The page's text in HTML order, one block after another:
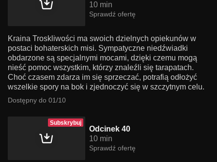
10 min
Sprawdź ofertę
Kraina Troskliwości ma swoich dzielnych opiekunów w
postaci bohaterskich misi. Sympatyczne niedźwiadki
obdarzone są specjalnymi mocami, dzięki czemu mogą
nieść pomoc wszystkim, którzy znaleźli się tarapatach.
Choć czasem zdarza im się sprzeczać, potrafią odłożyć
wszelkie spory na bok i zjednoczyć się w szczytnym celu.
Dostępny do 01/10
Subskrybuj
Odcinek 40
10 min
Sprawdź ofertę